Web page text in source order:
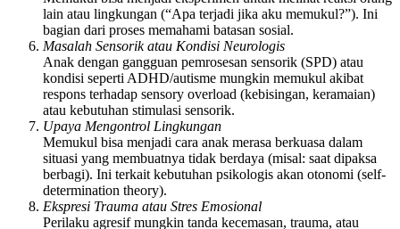
lain atau lingkungan (“Apa terjadi jika aku memukul?”). Ini
bagian dari proses memahami batasan sosial.
Masalah Sensorik atau Kondisi Neurologis
Anak dengan gangguan pemrosesan sensorik (SPD) atau
kondisi seperti ADHD/autisme mungkin memukul akibat
respons terhadap sensory overload (kebisingan, keramaian)
atau kebutuhan stimulasi sensorik.
Upaya Mengontrol Lingkungan
Memukul bisa menjadi cara anak merasa berkuasa dalam
situasi yang membuatnya tidak berdaya (misal: saat dipaksa
berbagi). Ini terkait kebutuhan psikologis akan otonomi (self-
determination theory).
Ekspresi Trauma atau Stres Emosional
Perilaku agresif mungkin tanda kecemasan, trauma, atau